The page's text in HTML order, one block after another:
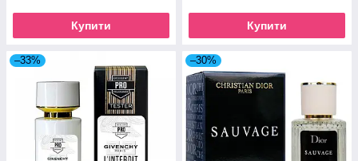
Купити Купити
–33% –30%